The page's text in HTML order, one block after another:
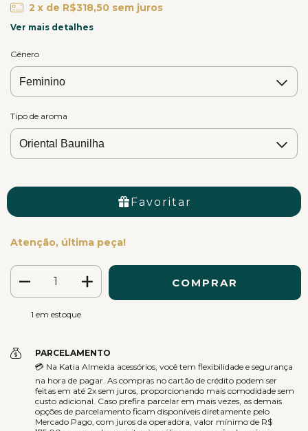
2 x de R$318,50 sem juros
Ver mais detalhes
Gênero
Tipo de aroma
Favoritar
Atenção, última peça!
1 em estoque
PARCELAMENTO
💳 Na Katia Almeida acessórios, você tem flexibilidade e segurança
na hora de pagar. As compras no cartão de crédito podem ser
feitas em até 2x sem juros, proporcionando mais comodidade sem
custo adicional. Caso prefira parcelar em mais vezes, as demais
opções de parcelamento ficam disponíveis diretamente pelo
Mercado Pago, com juros da operadora, valor mínimo de R$